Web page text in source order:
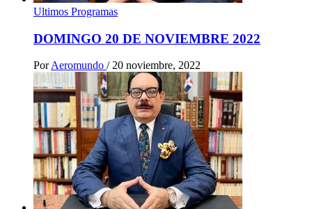
Ultimos Programas
DOMINGO 20 DE NOVIEMBRE 2022
Por Aeromundo / 20 noviembre, 2022